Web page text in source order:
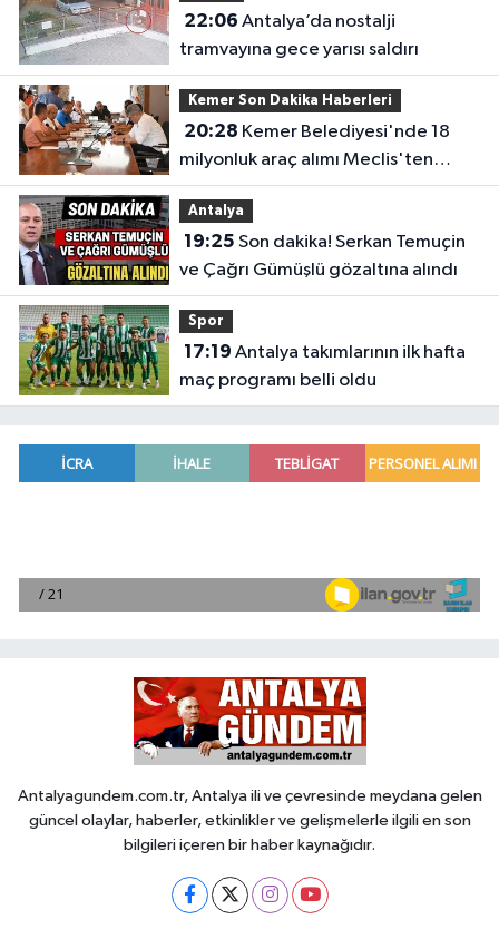
22:06
tramvayına gece yarısı saldırı
Kemer Son Dakika Haberleri
20:28
milyonluk araç alımı Meclis'ten
geçti
Antalya
19:25
ve Çağrı Gümüşlü gözaltına alındı
Spor
17:19
maç programı belli oldu
Antalyagundem.com.tr, Antalya ili ve çevresinde meydana gelen
güncel olaylar, haberler, etkinlikler ve gelişmelerle ilgili en son
bilgileri içeren bir haber kaynağıdır.